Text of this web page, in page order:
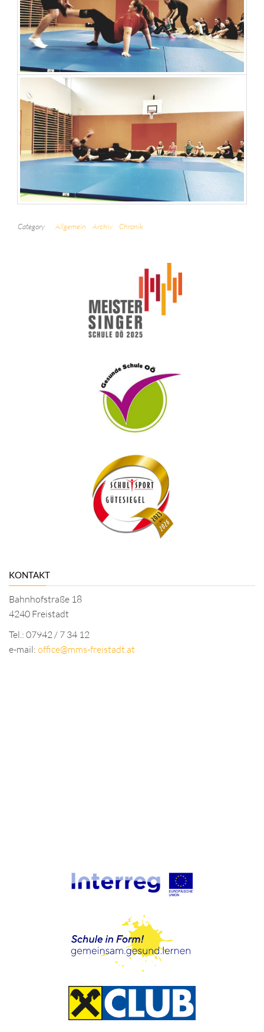
Category Allgemein Archiv Chronik
KONTAKT
Bahnhofstraße 18
4240 Freistadt
Tel.: 07942 / 7 34 12
e-mail: office@mms-freistadt.at